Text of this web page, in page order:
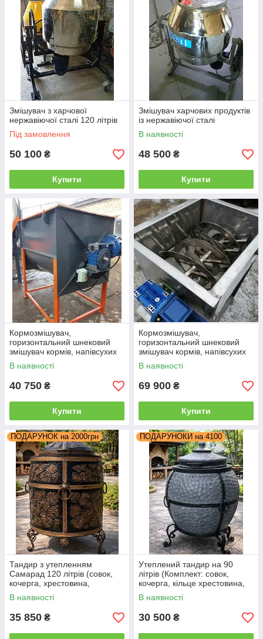
Змішувач з харчової
нержавіючої сталі 120 літрів
Під замовлення
50 100 ₴
Купити
Змішувач харчових продуктів
із нержавіючої сталі
В наявності
48 500 ₴
Купити
Кормозмішувач,
горизонтальний шнековий
змішувач кормів, напівсухих
сумішей СГШ
В наявності
40 750 ₴
Купити
Кормозмішувач,
горизонтальний шнековий
змішувач кормів, напівсухих
сумішей із нержавіючої сталі
СГШ
В наявності
69 900 ₴
Купити
ПОДАРУНОК на 2000грн
Тандир з утепленням
Самарад 120 літрів (совок,
кочерга, хрестовина,
шампура)
В наявності
35 850 ₴
ПОДАРУНОКИ на 4100
Утеплений тандир на 90
літрів (Комплект: совок,
кочерга, кільце хрестовина,
мех.кришки)
В наявності
30 500 ₴